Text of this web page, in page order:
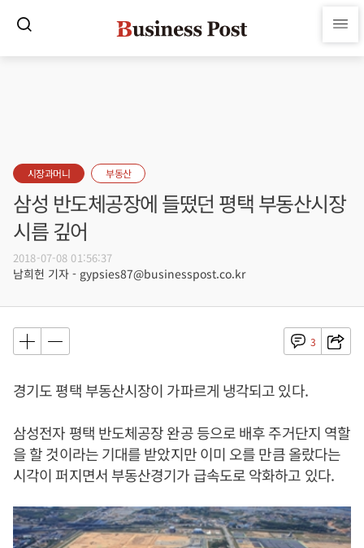
시장과머니 부동산
삼성 반도체공장에 들떴던 평택 부동산시장
시름 깊어
2018-07-08 01:56:37
남희헌 기자 - gypsies87@businesspost.co.kr
3
경기도 평택 부동산시장이 가파르게 냉각되고 있다.
삼성전자 평택 반도체공장 완공 등으로 배후 주거단지 역할
을 할 것이라는 기대를 받았지만 이미 오를 만큼 올랐다는
시각이 퍼지면서 부동산경기가 급속도로 악화하고 있다.